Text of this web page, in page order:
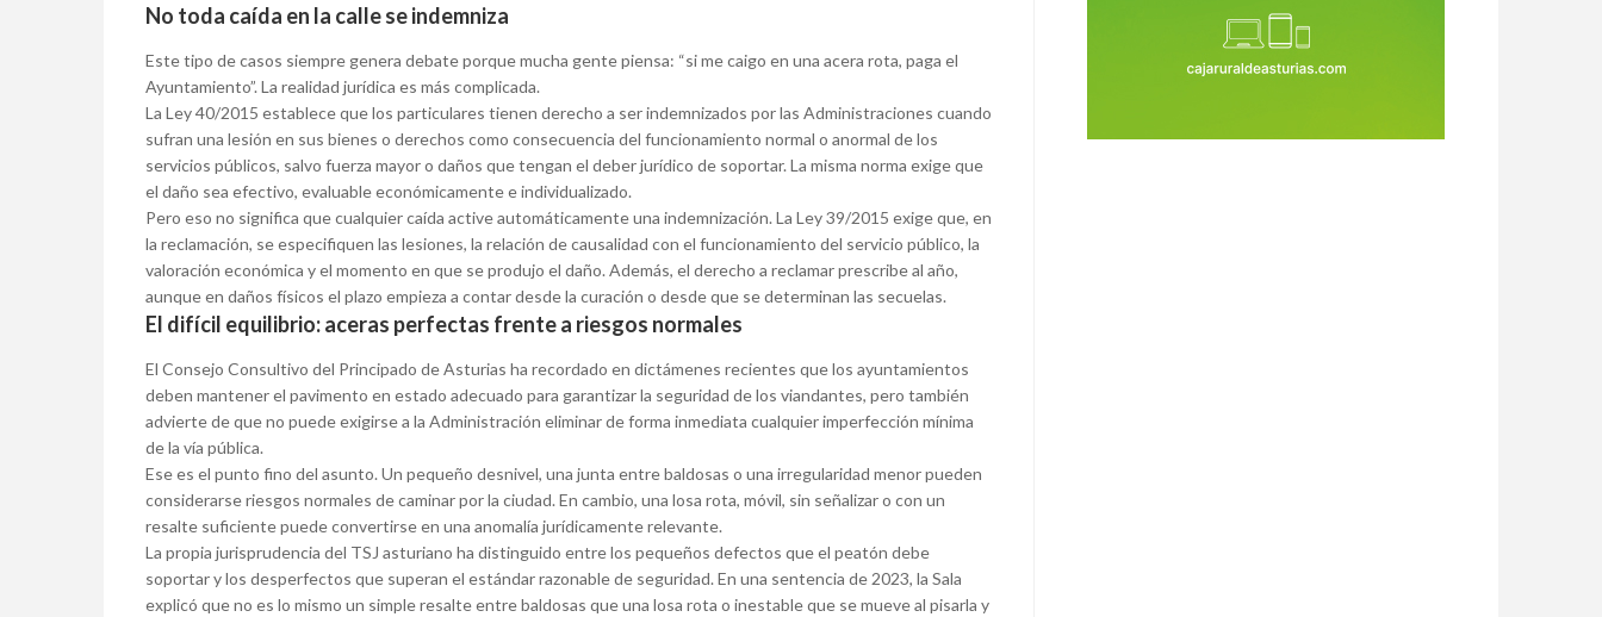
No toda caída en la calle se indemniza
Este tipo de casos siempre genera debate porque mucha gente piensa: “si me caigo en una acera rota, paga el
Ayuntamiento”. La realidad jurídica es más complicada.
La Ley 40/2015 establece que los particulares tienen derecho a ser indemnizados por las Administraciones cuando
sufran una lesión en sus bienes o derechos como consecuencia del funcionamiento normal o anormal de los
servicios públicos, salvo fuerza mayor o daños que tengan el deber jurídico de soportar. La misma norma exige que
el daño sea efectivo, evaluable económicamente e individualizado.
Pero eso no significa que cualquier caída active automáticamente una indemnización. La Ley 39/2015 exige que, en
la reclamación, se especifiquen las lesiones, la relación de causalidad con el funcionamiento del servicio público, la
valoración económica y el momento en que se produjo el daño. Además, el derecho a reclamar prescribe al año,
aunque en daños físicos el plazo empieza a contar desde la curación o desde que se determinan las secuelas.
El difícil equilibrio: aceras perfectas frente a riesgos normales
El Consejo Consultivo del Principado de Asturias ha recordado en dictámenes recientes que los ayuntamientos
deben mantener el pavimento en estado adecuado para garantizar la seguridad de los viandantes, pero también
advierte de que no puede exigirse a la Administración eliminar de forma inmediata cualquier imperfección mínima
de la vía pública.
Ese es el punto fino del asunto. Un pequeño desnivel, una junta entre baldosas o una irregularidad menor pueden
considerarse riesgos normales de caminar por la ciudad. En cambio, una losa rota, móvil, sin señalizar o con un
resalte suficiente puede convertirse en una anomalía jurídicamente relevante.
La propia jurisprudencia del TSJ asturiano ha distinguido entre los pequeños defectos que el peatón debe
soportar y los desperfectos que superan el estándar razonable de seguridad. En una sentencia de 2023, la Sala
explicó que no es lo mismo un simple resalte entre baldosas que una losa rota o inestable que se mueve al pisarla y